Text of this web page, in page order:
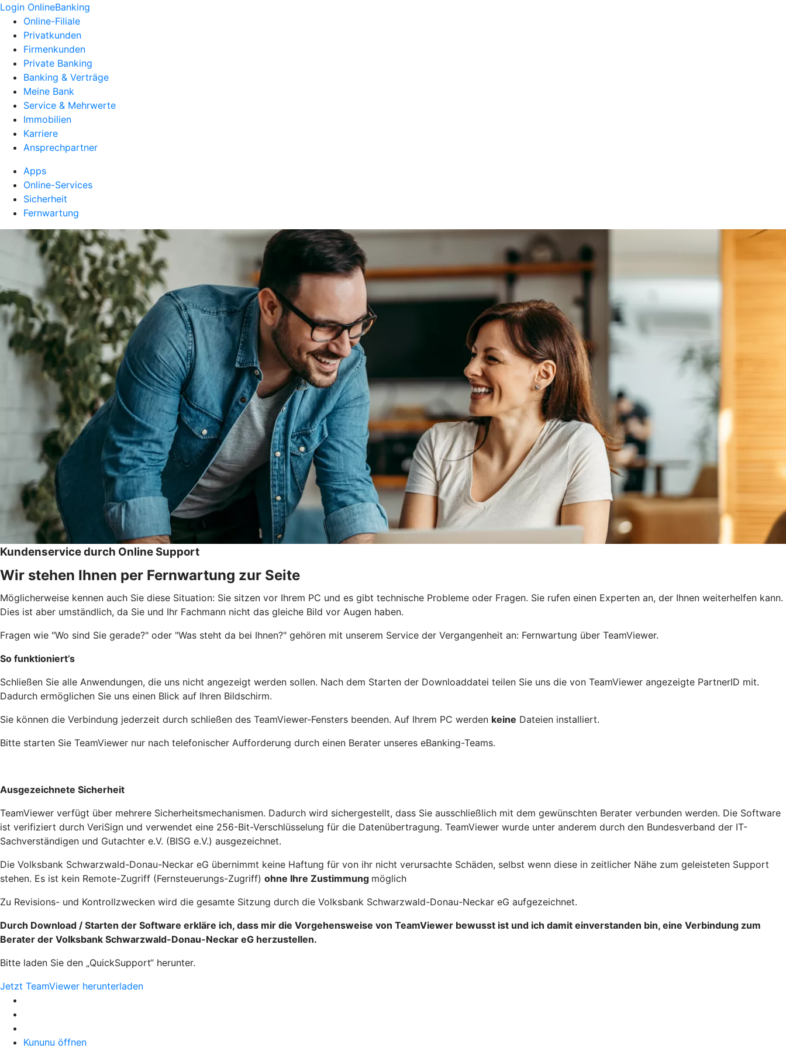
Login OnlineBanking
Online-Filiale
Privatkunden
Firmenkunden
Private Banking
Banking & Verträge
Meine Bank
Service & Mehrwerte
Immobilien
Karriere
Ansprechpartner
Apps
Online-Services
Sicherheit
Fernwartung
Kundenservice durch Online Support
Wir stehen Ihnen per Fernwartung zur Seite
Möglicherweise kennen auch Sie diese Situation: Sie sitzen vor Ihrem PC und es gibt technische Probleme oder Fragen. Sie rufen einen Experten an, der Ihnen weiterhelfen kann.
Dies ist aber umständlich, da Sie und Ihr Fachmann nicht das gleiche Bild vor Augen haben.
Fragen wie "Wo sind Sie gerade?" oder "Was steht da bei Ihnen?" gehören mit unserem Service der Vergangenheit an: Fernwartung über TeamViewer.
So funktioniert’s
Schließen Sie alle Anwendungen, die uns nicht angezeigt werden sollen. Nach dem Starten der Downloaddatei teilen Sie uns die von TeamViewer angezeigte PartnerID mit.
Dadurch ermöglichen Sie uns einen Blick auf Ihren Bildschirm.
Sie können die Verbindung jederzeit durch schließen des TeamViewer-Fensters beenden. Auf Ihrem PC werden keine Dateien installiert.
Bitte starten Sie TeamViewer nur nach telefonischer Aufforderung durch einen Berater unseres eBanking-Teams.
Ausgezeichnete Sicherheit
TeamViewer verfügt über mehrere Sicherheitsmechanismen. Dadurch wird sichergestellt, dass Sie ausschließlich mit dem gewünschten Berater verbunden werden. Die Software
ist verifiziert durch VeriSign und verwendet eine 256-Bit-Verschlüsselung für die Datenübertragung. TeamViewer wurde unter anderem durch den Bundesverband der IT-
Sachverständigen und Gutachter e.V. (BISG e.V.) ausgezeichnet.
Die Volksbank Schwarzwald-Donau-Neckar eG übernimmt keine Haftung für von ihr nicht verursachte Schäden, selbst wenn diese in zeitlicher Nähe zum geleisteten Support
stehen. Es ist kein Remote-Zugriff (Fernsteuerungs-Zugriff) ohne Ihre Zustimmung möglich
Zu Revisions- und Kontrollzwecken wird die gesamte Sitzung durch die Volksbank Schwarzwald-Donau-Neckar eG aufgezeichnet.
Durch Download / Starten der Software erkläre ich, dass mir die Vorgehensweise von TeamViewer bewusst ist und ich damit einverstanden bin, eine Verbindung zum
Berater der Volksbank Schwarzwald-Donau-Neckar eG herzustellen.
Bitte laden Sie den „QuickSupport“ herunter.
Jetzt TeamViewer herunterladen
Kununu öffnen